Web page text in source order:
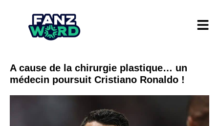
A cause de la chirurgie plastique… un
médecin poursuit Cristiano Ronaldo !